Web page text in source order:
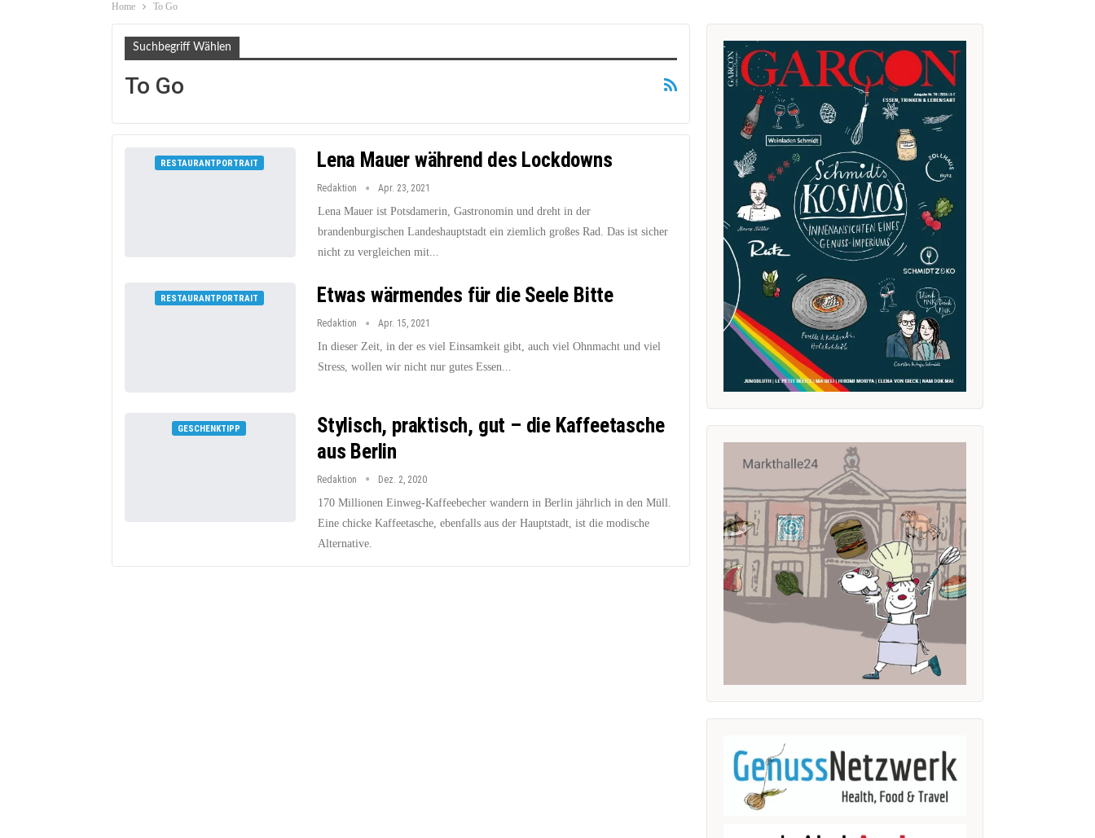
Home To Go
Suchbegriff Wählen
To Go
RESTAURANTPORTRAIT Lena Mauer während des Lockdowns
Redaktion Apr. 23, 2021
Lena Mauer ist Potsdamerin, Gastronomin und dreht in der
brandenburgischen Landeshauptstadt ein ziemlich großes Rad. Das ist sicher
nicht zu vergleichen mit...
RESTAURANTPORTRAIT Etwas wärmendes für die Seele Bitte
Redaktion Apr. 15, 2021
In dieser Zeit, in der es viel Einsamkeit gibt, auch viel Ohnmacht und viel
Stress, wollen wir nicht nur gutes Essen...
GESCHENKTIPP
Stylisch, praktisch, gut – die Kaffeetasche
aus Berlin
Redaktion Dez. 2, 2020
170 Millionen Einweg-Kaffeebecher wandern in Berlin jährlich in den Müll.
Eine chicke Kaffeetasche, ebenfalls aus der Hauptstadt, ist die modische
Alternative.